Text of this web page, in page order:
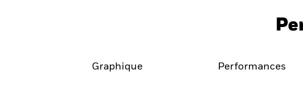
Graphique Performances